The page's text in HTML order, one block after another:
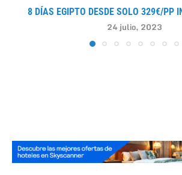
8 DÍAS EGIPTO DESDE SOLO 329€/PP
24 julio, 2023